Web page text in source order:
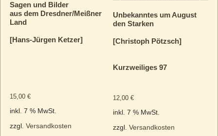
Sagen und Bilder
aus dem Dresdner/Meißner
Land
[Hans-Jürgen Ketzer]
15,00 €
inkl. 7 % MwSt.
zzgl. Versandkosten
Unbekanntes um August
den Starken
[Christoph Pötzsch]
Kurzweiliges 97
12,00€
inkl. 7 % MwSt.
zzgl.Versandkosten